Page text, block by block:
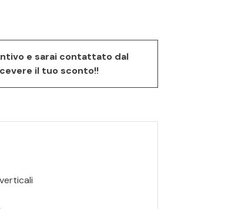
e sarai contattato dal
il tuo sconto!!